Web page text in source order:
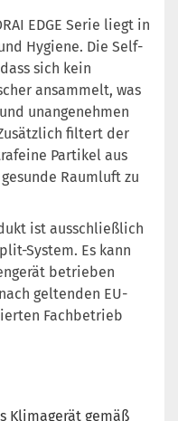
EDGE Serie liegt in
Hygiene. Die Self-
sich kein
ansammelt, was
unangenehmen
filtert der
Partikel aus
Raumluft zu
ist ausschließlich
System. Es kann
betrieben
geltenden EU-
Fachbetrieb
Klimagerät gemäß